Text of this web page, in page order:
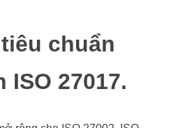
chuẩn
27017.